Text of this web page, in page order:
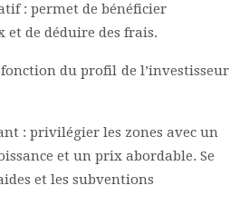
: permet de bénéficier
et de déduire des frais.
du profil de l’investisseur
: privilégier les zones avec un
et un prix abordable. Se
et les subventions